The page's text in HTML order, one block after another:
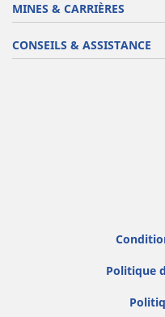
MINES & CARRIÈRES
CONSEILS & ASSISTANCE
Politique